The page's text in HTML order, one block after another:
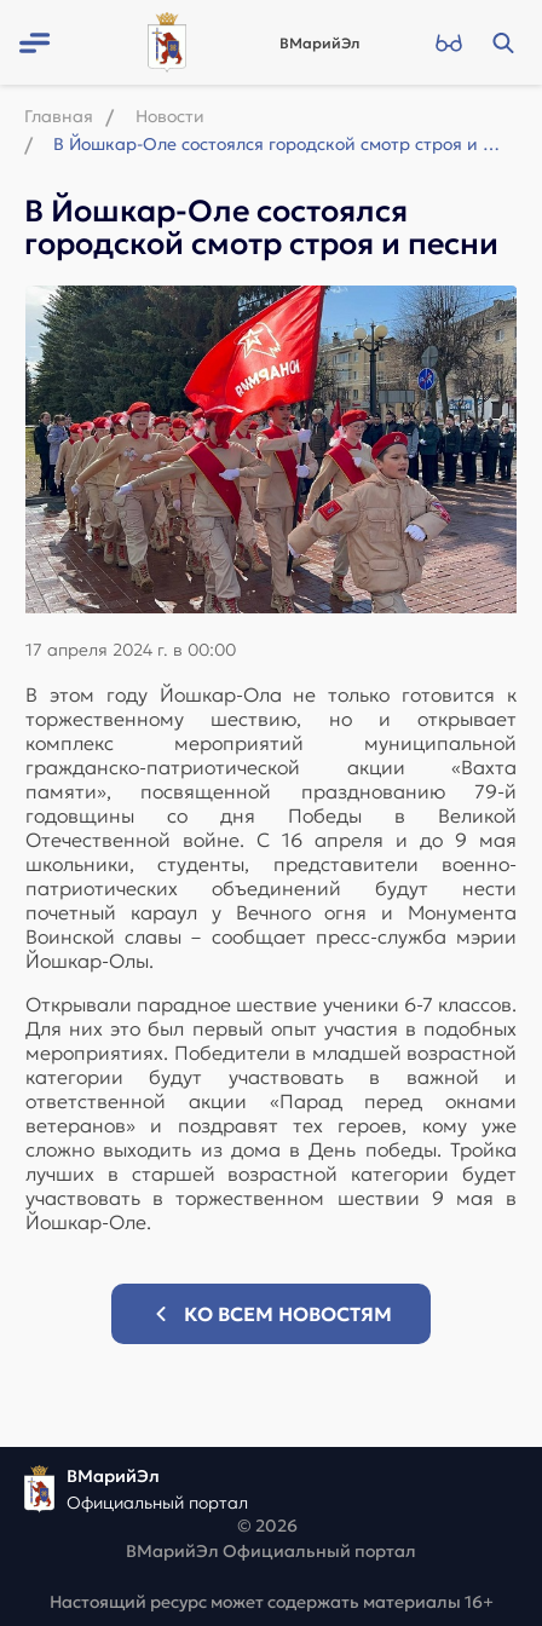
ВМарийЭл
Главная
Новости
В Йошкар-Оле состоялся городской смотр строя и песни
В Йошкар-Оле состоялся
городской смотр строя и песни
17 апреля 2024 г. в 00:00
В этом году Йошкар-Ола не только готовится к
торжественному шествию, но и открывает
комплекс мероприятий муниципальной
гражданско-патриотической акции «Вахта
памяти», посвященной празднованию 79-й
годовщины со дня Победы в Великой
Отечественной войне. С 16 апреля и до 9 мая
школьники, студенты, представители военно-
патриотических объединений будут нести
почетный караул у Вечного огня и Монумента
Воинской славы – сообщает пресс-служба мэрии
Йошкар-Олы.
Открывали парадное шествие ученики 6-7 классов.
Для них это был первый опыт участия в подобных
мероприятиях. Победители в младшей возрастной
категории будут участвовать в важной и
ответственной акции «Парад перед окнами
ветеранов» и поздравят тех героев, кому уже
сложно выходить из дома в День победы. Тройка
лучших в старшей возрастной категории будет
участвовать в торжественном шествии 9 мая в
Йошкар-Оле.
КО ВСЕМ НОВОСТЯМ
ВМарийЭл
Официальный портал
© 2026
ВМарийЭл Официальный портал
Настоящий ресурс может содержать материалы 16+